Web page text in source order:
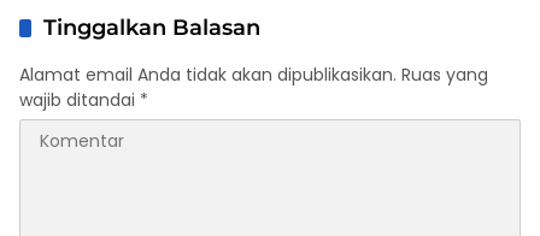
Tinggalkan Balasan
Alamat email Anda tidak akan dipublikasikan. Ruas yang
wajib ditandai *